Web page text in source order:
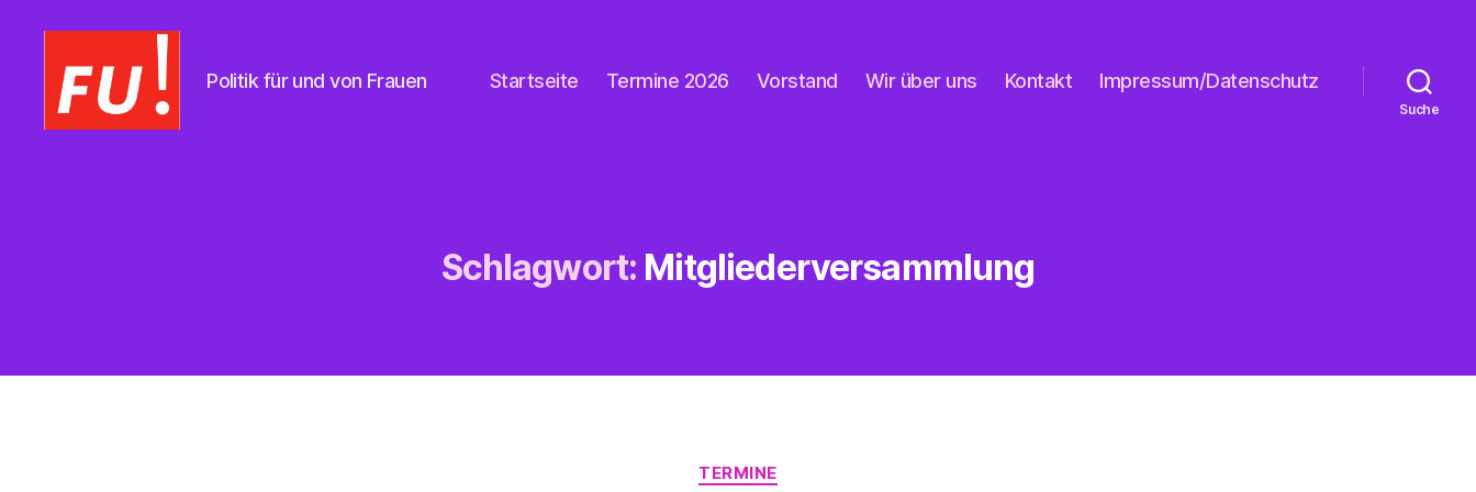
Politik für und von Frauen Startseite Termine 2026 Vorstand Wir über uns Kontakt Impressum/Datenschutz
Suche
Schlagwort: Mitgliederversammlung
Kategorien
TERMINE